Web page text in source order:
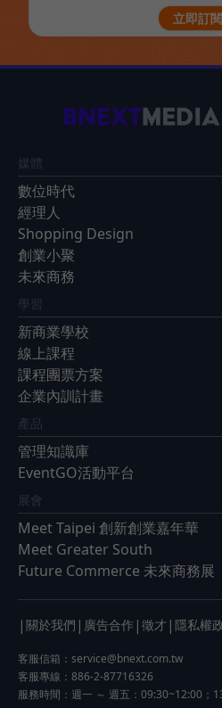
立即訂
媒體
數位時代
經理人
Shopping Design
創業小聚
未來商務
學習
新商業學校
線上課程
課程團票方案
企業內訓計畫
產品
管理知識庫
EventGO活動平台
展會
Meet Taipei 創新創業嘉年華
Meet Greater South
Future Commerce 未來商務展
| 關於我們 | 廣告合作 | 徵才 | 隱私權
客服信箱： service@bnext.com.tw
客服專線：886-2-87716326
服務時間：週一 ～ 週五：09:30~12:00；